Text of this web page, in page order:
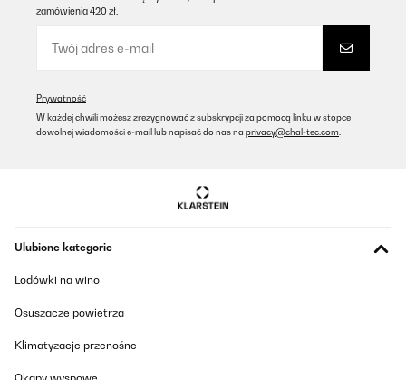
SPRAWDZONA OPINIA
11/08/2025
Usuario/a de amazon
Top
Amazon user
zamówienia 420 zł.
Prywatność
W każdej chwili możesz zrezygnować z subskrypcji za pomocą linku w stopce
dowolnej wiadomości e-mail lub napisać do nas na privacy@chal-tec.com
Ulubione kategorie
Lodówki na wino
Osuszacze powietrza
Klimatyzacje przenośne